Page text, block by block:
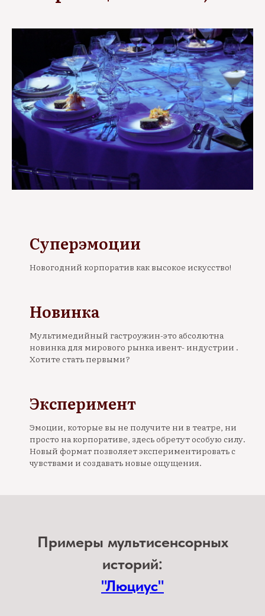
Суперэмоции
Новогодний корпоратив как высокое искусство!
Новинка
Мультимедийный гастроужин-это абсолютна
новинка для мирового рынка ивент- индустрии .
Хотите стать первыми?
Эксперимент
Эмоции, которые вы не получите ни в театре, ни
просто на корпоративе, здесь обретут особую силу.
Новый формат позволяет экспериментировать с
чувствами и создавать новые ощущения.
Примеры мультисенсорных
историй:
"Люциус"